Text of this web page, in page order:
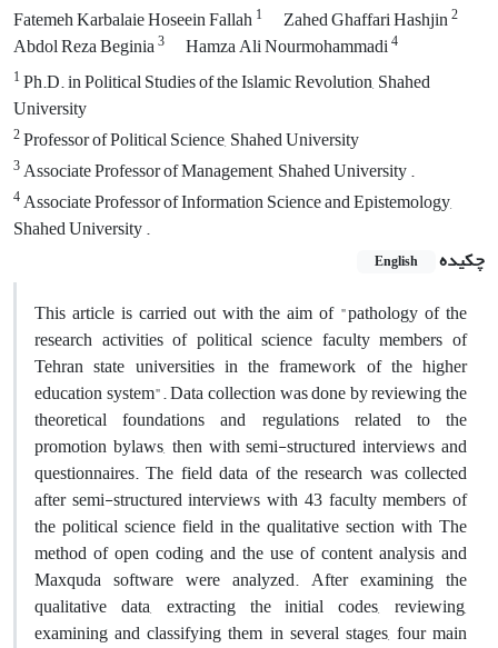
Fatemeh Karbalaie Hoseein Fallah1 Zahed Ghaffari Hashjin2
Abdol Reza Beginia3 Hamza Ali Nourmohammadi4
1Ph.D. in Political Studies of the Islamic Revolution, Shahed
University
2Professor of Political Science, Shahed University
3Associate Professor of Management, Shahed University .
4Associate Professor of Information Science and Epistemology,
Shahed University .
چکیده
English
This article is carried out with the aim of "pathology of the
research activities of political science faculty members of
Tehran state universities in the framework of the higher
education system". Data collection was done by reviewing the
theoretical foundations and regulations related to the
promotion bylaws, then with semi-structured interviews and
questionnaires. The field data of the research was collected
after semi-structured interviews with 43 faculty members of
the political science field in the qualitative section with The
method of open coding and the use of content analysis and
Maxquda software were analyzed. After examining the
qualitative data, extracting the initial codes, reviewing,
examining and classifying them in several stages, four main